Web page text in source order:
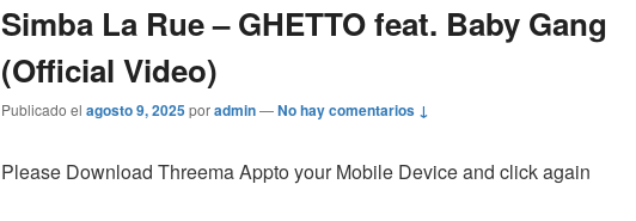
Simba La Rue – GHETTO feat. Baby Gang
(Official Video)
Publicado el agosto 9, 2025poradmin—No hay comentarios ↓
Please Download Threema Appto your Mobile Device and click again